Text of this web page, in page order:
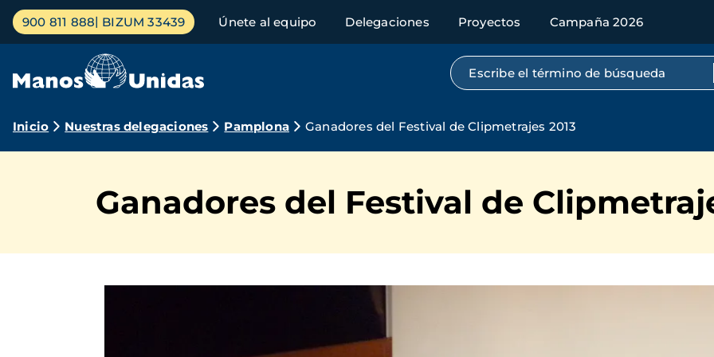
Pasar
contenido
Menú
principal
900 811 888 BIZUM 33439 Únete al equipo Delegaciones Proyectos Campaña 2026
Búsqueda por texto completo
Ruta
navegación
Inicio Nuestras delegaciones Pamplona Ganadores del Festival de Clipmetrajes 2013
Ganadores del Festival de